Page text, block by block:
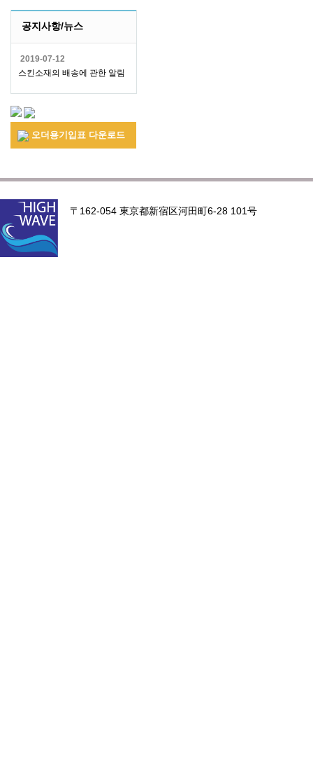
공지사항/뉴스
2019-07-12
스킨소재의 배송에 관한 알림
오더용기입표 다운로드
〒162-054 東京都新宿区河田町6-28 101号